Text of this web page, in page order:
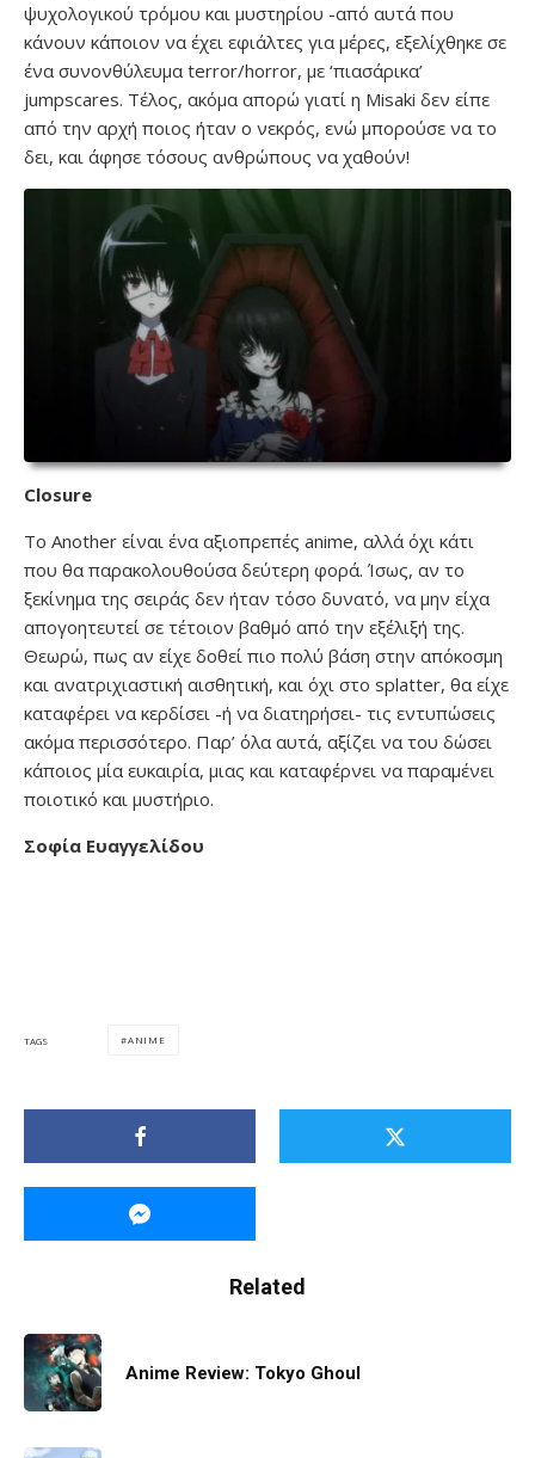
ψυχολογικού τρόμου και μυστηρίου -από αυτά που
κάνουν κάποιον να έχει εφιάλτες για μέρες, εξελίχθηκε σε
ένα συνονθύλευμα terror/horror, με ‘πιασάρικα’
jumpscares. Τέλος, ακόμα απορώ γιατί η Misaki δεν είπε
από την αρχή ποιος ήταν ο νεκρός, ενώ μπορούσε να το
δει, και άφησε τόσους ανθρώπους να χαθούν!
Closure
To Another είναι ένα αξιοπρεπές anime, αλλά όχι κάτι
που θα παρακολουθούσα δεύτερη φορά. Ίσως, αν το
ξεκίνημα της σειράς δεν ήταν τόσο δυνατό, να μην είχα
απογοητευτεί σε τέτοιον βαθμό από την εξέλιξή της.
Θεωρώ, πως αν είχε δοθεί πιο πολύ βάση στην απόκοσμη
και ανατριχιαστική αισθητική, και όχι στο splatter, θα είχε
καταφέρει να κερδίσει -ή να διατηρήσει- τις εντυπώσεις
ακόμα περισσότερο. Παρ’ όλα αυτά, αξίζει να του δώσει
κάποιος μία ευκαιρία, μιας και καταφέρνει να παραμένει
ποιοτικό και μυστήριο.
Σοφία Ευαγγελίδου
TAGS ANIME
Related
Anime Review: Tokyo Ghoul